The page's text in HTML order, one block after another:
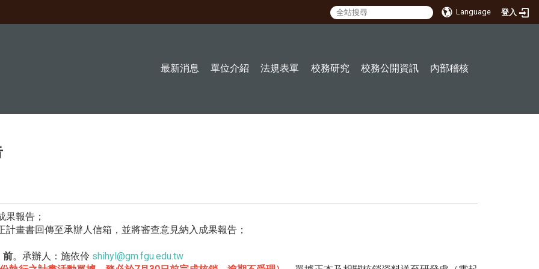
Language 登入
最新消息 單位介紹 法規表單 校務研究 校務公開資訊 內部稽核
報告；
畫書回傳至承辦人信箱，並將審查意見納入成果報告；
前。承辦人：施依伶 shihyl@gm.fgu.edu.tw